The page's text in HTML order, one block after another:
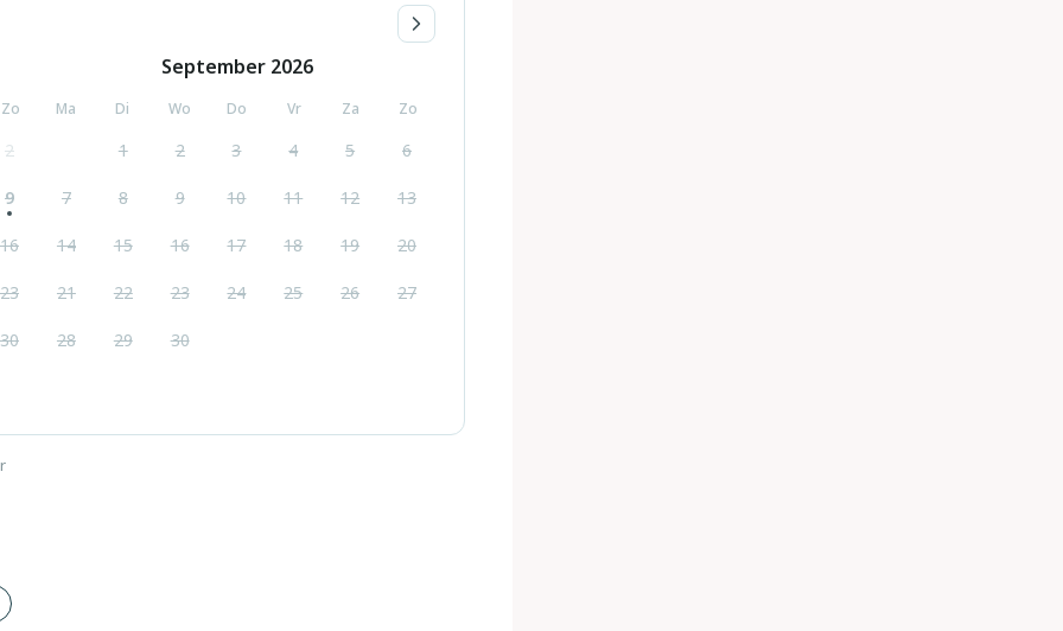
Zo
2
9
16
23
30
September 2026
Ma Di Wo Do Vr Za Zo
1 2 3 4 5 6
7 8 9 10 11 12 13
14 15 16 17 18 19 20
21 22 23 24 25 26 27
28 29 30